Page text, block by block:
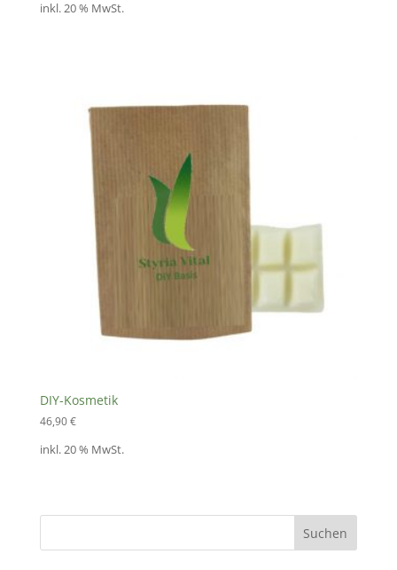
inkl. 20 % MwSt.
DIY-Kosmetik
46,90€
inkl. 20 % MwSt.
Suchen